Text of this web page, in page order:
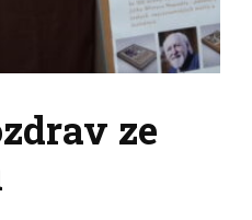
ze